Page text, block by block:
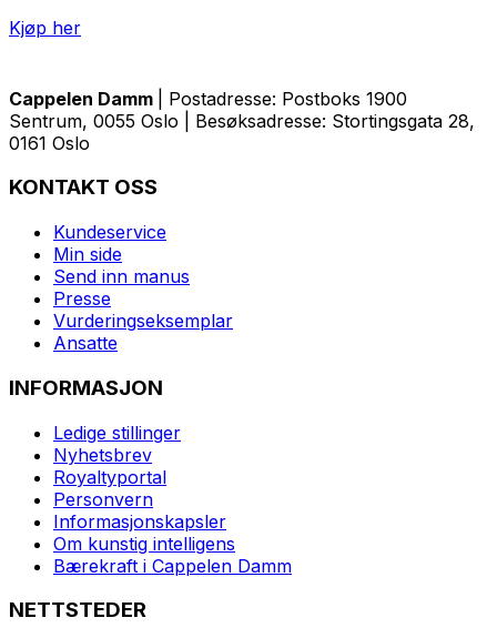
Kjøp her
Cappelen Damm
| Postadresse: Postboks 1900
Sentrum, 0055 Oslo | Besøksadresse: Stortingsgata 28,
0161 Oslo
KONTAKT OSS
Kundeservice
Min side
Send inn manus
Presse
Vurderingseksemplar
Ansatte
INFORMASJON
Ledige stillinger
Nyhetsbrev
Royaltyportal
Personvern
Informasjonskapsler
Om kunstig intelligens
Bærekraft i Cappelen Damm
NETTSTEDER